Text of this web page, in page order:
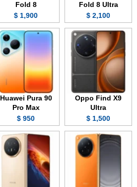
Fold 8 Ultra
2,100 $
Fold 8
1,900 $
Oppo Find X9
Ultra
1,500 $
Huawei Pura 90
Pro Max
950 $